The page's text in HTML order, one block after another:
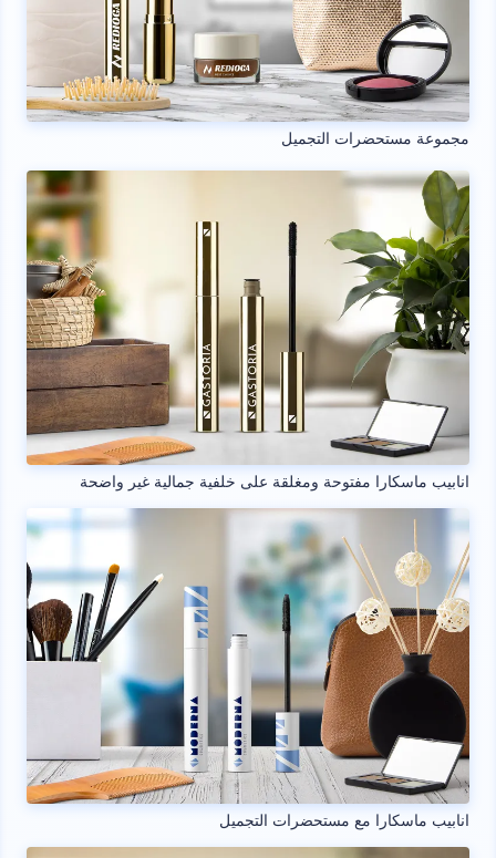
مجموعة مستحضرات التجميل
انابيب ماسكارا مفتوحة ومغلقة على خلفية جمالية غير واضحة
انابيب ماسكارا مع مستحضرات التجميل